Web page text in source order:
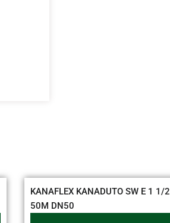
KANAFLEX KANADUTO SW E 1 1/2
50M DN50